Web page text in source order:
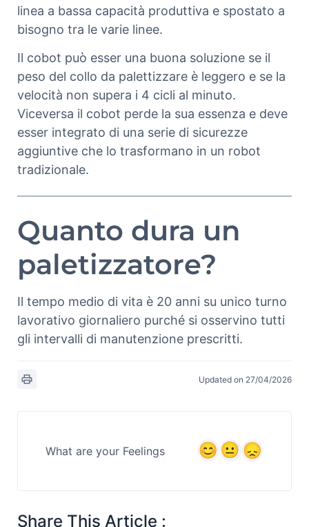
linea a bassa capacità produttiva e spostato a
bisogno tra le varie linee.
Il cobot può esser una buona soluzione se il
peso del collo da palettizzare è leggero e se la
velocità non supera i 4 cicli al minuto.
Viceversa il cobot perde la sua essenza e deve
esser integrato di una serie di sicurezze
aggiuntive che lo trasformano in un robot
tradizionale.
Quanto dura un
paletizzatore?
Il tempo medio di vita è 20 anni su unico turno
lavorativo giornaliero purché si osservino tutti
gli intervalli di manutenzione prescritti.
Updated on 27/04/2026
What are your Feelings
Share This Article :